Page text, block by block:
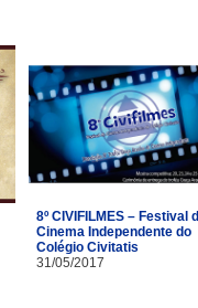
8º CIVIFILMES – Festival
Cinema Independente do
Colégio Civitatis
31/05/2017